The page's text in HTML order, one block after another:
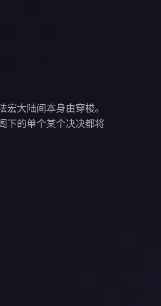
大陆间本身由穿梭。
下的单个某个决决都将